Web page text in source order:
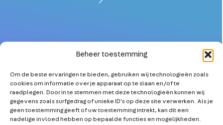
Beheer toestemming
Om de beste ervaringen te bieden, gebruiken wij technologieën zoals
cookies om informatie over je apparaat op te slaan en/of te
raadplegen. Door in te stemmen met deze technologieën kunnen wij
gegevens zoals surfgedrag of unieke ID's op deze site verwerken. Als je
geen toestemming geeft of uw toestemming intrekt, kan dit een
nadelige invloed hebben op bepaalde functies en mogelijkheden.
OVER
PARTNERS
NIEUWS
AGENDA
MEER TECHNICI
KETENSAMENWERKING
TECHNOLOGISCHE
INNOVATIE